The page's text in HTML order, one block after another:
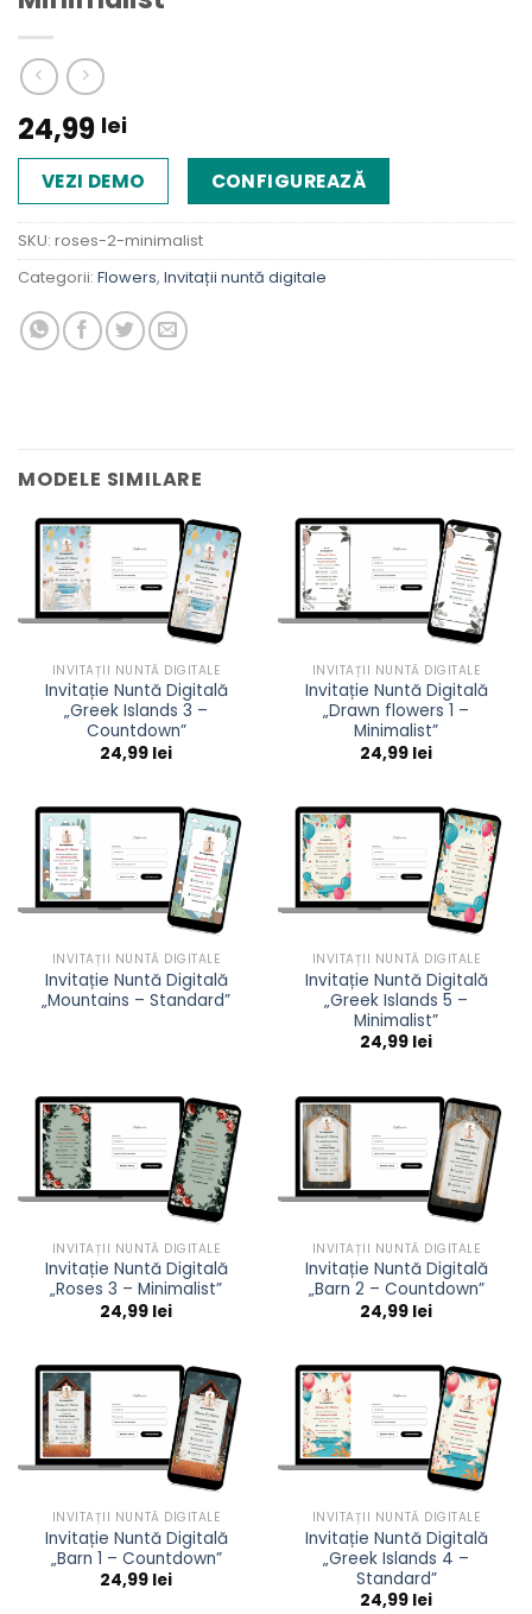
24,99 lei
VEZI DEMO CONFIGUREAZĂ
SKU: roses-2-minimalist
Categorii: Flowers, Invitații nuntă digitale
MODELE SIMILARE
INVITAȚII NUNTĂ DIGITALE
Invitație Nuntă Digitală
„Greek Islands 3 –
Countdown”
24,99 lei
INVITAȚII NUNTĂ DIGITALE
Invitație Nuntă Digitală
„Drawn flowers 1 –
Minimalist”
24,99 lei
INVITAȚII NUNTĂ DIGITALE
Invitație Nuntă Digitală
„Mountains – Standard”
INVITAȚII NUNTĂ DIGITALE
Invitație Nuntă Digitală
„Greek Islands 5 –
Minimalist”
24,99 lei
INVITAȚII NUNTĂ DIGITALE
Invitație Nuntă Digitală
„Roses 3 – Minimalist”
24,99 lei
INVITAȚII NUNTĂ DIGITALE
Invitație Nuntă Digitală
„Barn 2 – Countdown”
24,99 lei
INVITAȚII NUNTĂ DIGITALE
Invitație Nuntă Digitală
„Barn 1 – Countdown”
24,99 lei
INVITAȚII NUNTĂ DIGITALE
Invitație Nuntă Digitală
„Greek Islands 4 –
Standard”
24,99 lei